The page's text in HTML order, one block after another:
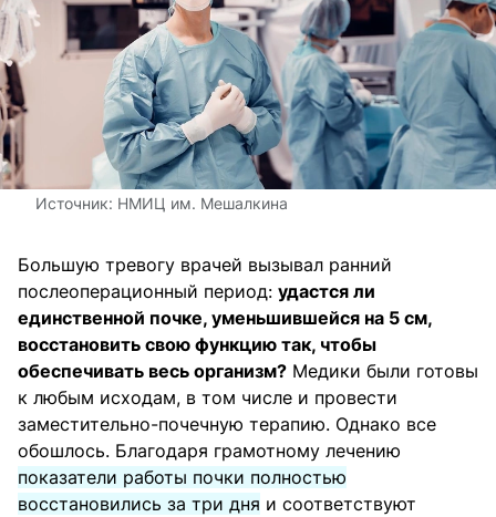
Источник: НМИЦ им. Мешалкина
Большую тревогу врачей вызывал ранний
послеоперационный период: удастся ли
единственной почке, уменьшившейся на 5 см,
восстановить свою функцию так, чтобы
обеспечивать весь организм? Медики были готовы
к любым исходам, в том числе и провести
заместительно-почечную терапию. Однако все
обошлось. Благодаря грамотному лечению
показатели работы почки полностью
восстановились за три дня и соответствуют